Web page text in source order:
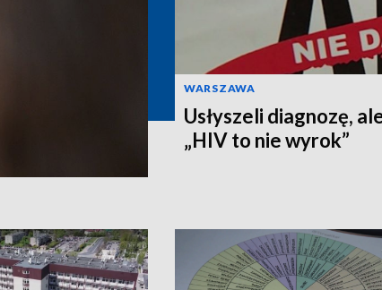
WARSZAWA
Usłyszeli diagnozę,
„HIV to nie wyrok”